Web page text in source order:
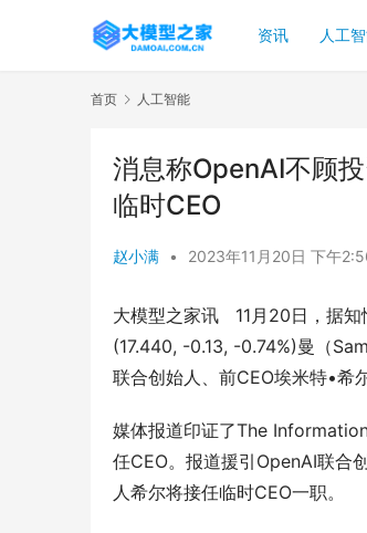
资讯 人工
首页 人工智能
消息称OpenAI不顾
临时CEO
赵小满 • 2023年11月20日 下午
大模型之家讯   11月20日，据
(17.440, -0.13, -0.74%)曼（
联合创始人、前CEO埃米特•希
媒体报道印证了The
任CEO。报道援引OpenAI联合
人希尔将接任临时CEO一职。